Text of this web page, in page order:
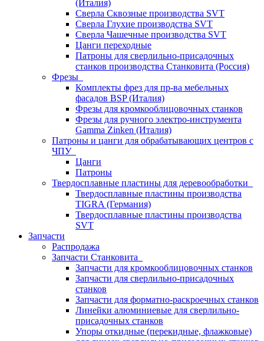
(Италия)
Сверла Сквозные производства SVT
Сверла Глухие производства SVT
Сверла Чашечные производства SVT
Цанги переходные
Патроны для сверлильно-присадочных
станков производства Станковита (Россия)
Фрезы
Комплекты фрез для пр-ва мебельных
фасадов BSP (Италия)
Фрезы для кромкооблицовочных станков
Фрезы для ручного электро-инструмента
Gamma Zinken (Италия)
Патроны и цанги для обрабатывающих центров с
ЧПУ
Цанги
Патроны
Твердосплавные пластины для деревообработки
Твердосплавные пластины производства
TIGRA (Германия)
Твердосплавные пластины производства
SVT
Запчасти
Распродажа
Запчасти Станковита
Запчасти для кромкооблицовочных станков
Запчасти для сверлильно-присадочных
станков
Запчасти для форматно-раскроечных станков
Линейки алюминиевые для сверлильно-
присадочных станков
Упоры откидные (перекидные, флажковые)